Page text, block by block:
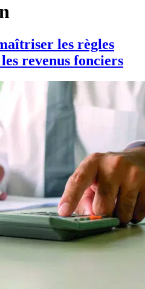
les règles
revenus fonciers